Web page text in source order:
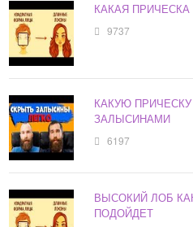
КАКАЯ
9737
КАКУЮ
ЗАЛЫСИНАМИ
6197
ВЫСОКИЙ ЛОБ
ПОДОЙДЕТ